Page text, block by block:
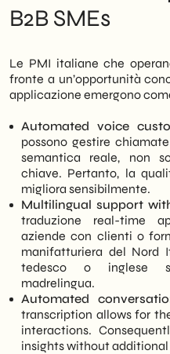
B2B SMEs
Le PMI italiane che
fronte a un’opportunità
applicazione emergono
Automated voice
possono gestire
semantica reale, non
chiave. Pertanto, la
migliora sensibilmente.
Multilingual support
traduzione real-time
aziende con clienti o
manifatturiera del Nord
tedesco o inglese
madrelingua.
Automated
transcription allows for
interactions.
insights without